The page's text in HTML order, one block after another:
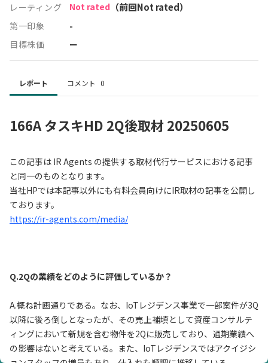
レーティング Not rated （前回Not rated）
第一印象 -
目標株価 ー
レポート コメント 0
166A タスキHD 2Q後取材 20250605
この記事は IR Agents の提供する取材代行サービスにおける記事
と同一のものとなります。
当社HPでは本記事以外にも有料会員向けにIR取材の記事を公開し
ております。
https://ir-agents.com/media/
Q.2Qの業績をどのように評価しているか？
A.概ね計画通りである。なお、IoTレジデンス事業で一部案件が3Q
以降に後ろ倒しとなったが、その売上補填として資産コンサルテ
ィングにおいて新規を含む物件を2Qに販売しており、通期業績へ
の影響はないと考えている。また、IoTレジデンスではアクイジシ